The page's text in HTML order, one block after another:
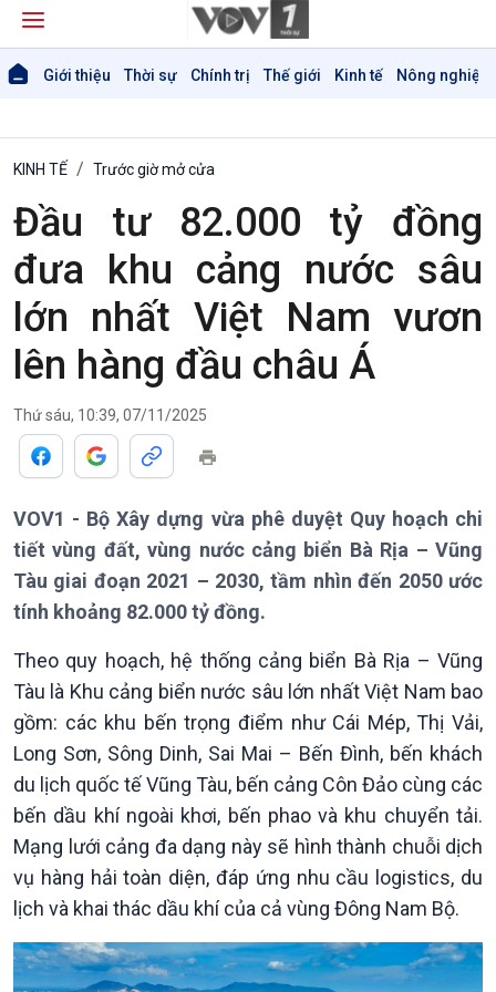
Giới thiệu Thời sự Chính trị Thế giới Kinh tế Nông nghiệp
Giới thiệu
Thời sự
Thời sự 6h
Thời sự 12h
Theo dòng Thời sự
Chính trị
Tin Chính trị
Chính phủ với người dân
Quốc hội với cử tri
Xây dựng đảng
Đảng trong cuộc sống
Nhận diện sự thật
Pháp luật và đời sống
Thế giới
Tin thế giới
Vấn đề quốc tế
Hồ sơ sự kiện quốc tế
Thế giới & Việt Nam
Biên cương - Một dải vững
bền
Kinh tế
Nông nghiệp & Biển đảo
KINH TẾ Trước giờ mở cửa
Đầu tư 82.000 tỷ đồng
đưa khu cảng nước sâu
lớn nhất Việt Nam vươn
lên hàng đầu châu Á
Thứ sáu, 10:39, 07/11/2025
VOV1 - Bộ Xây dựng vừa phê duyệt Quy hoạch chi
tiết vùng đất, vùng nước cảng biển Bà Rịa – Vũng
Tàu giai đoạn 2021 – 2030, tầm nhìn đến 2050 ước
tính khoảng 82.000 tỷ đồng.
Theo quy hoạch, hệ thống cảng biển Bà Rịa – Vũng
Tàu là Khu cảng biển nước sâu lớn nhất Việt Nam bao
gồm: các khu bến trọng điểm như Cái Mép, Thị Vải,
Long Sơn, Sông Dinh, Sai Mai – Bến Đình, bến khách
du lịch quốc tế Vũng Tàu, bến cảng Côn Đảo cùng các
bến dầu khí ngoài khơi, bến phao và khu chuyển tải.
Mạng lưới cảng đa dạng này sẽ hình thành chuỗi dịch
vụ hàng hải toàn diện, đáp ứng nhu cầu logistics, du
lịch và khai thác dầu khí của cả vùng Đông Nam Bộ.